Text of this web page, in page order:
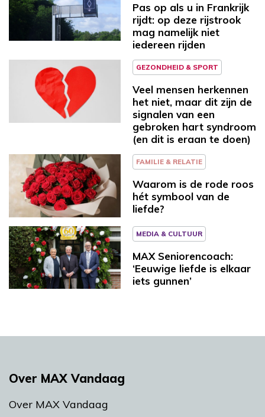
Pas op als u in Frankrijk
rijdt: op deze rijstrook
mag namelijk niet
iedereen rijden
GEZONDHEID & SPORT
Veel mensen herkennen
het niet, maar dit zijn de
signalen van een
gebroken hart syndroom
(en dit is eraan te doen)
FAMILIE & RELATIE
Waarom is de rode roos
hét symbool van de
liefde?
MEDIA & CULTUUR
MAX Seniorencoach:
‘Eeuwige liefde is elkaar
iets gunnen’
Over MAX Vandaag
Over MAX Vandaag